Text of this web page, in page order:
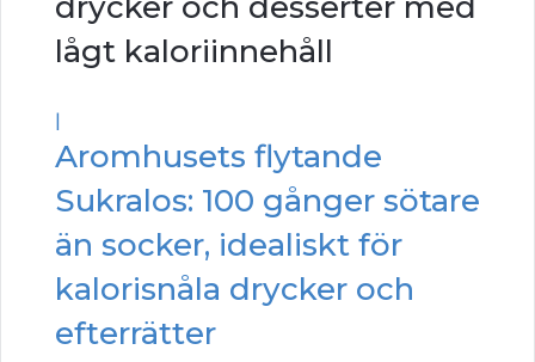
lågt kaloriinnehåll
|
Aromhusets flytande
Sukralos: 100 gånger sötare
än socker, idealiskt för
kalorisnåla drycker och
efterrätter